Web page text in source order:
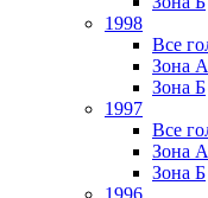
1998
Все
Зона А
Зона Б
1997
Все
Зона А
Зона Б
1996